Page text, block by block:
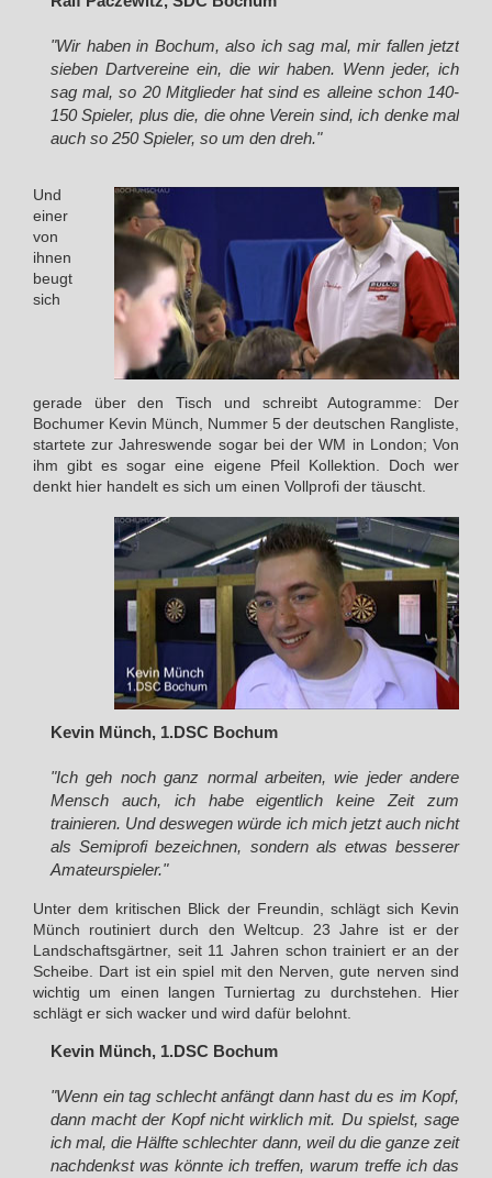
"Wir haben in Bochum, also ich sag mal, mir fallen jetzt
sieben Dartvereine ein, die wir haben. Wenn jeder, ich
sag mal, so 20 Mitglieder hat sind es alleine schon 140-
150 Spieler, plus die, die ohne Verein sind, ich denke mal
auch so 250 Spieler, so um den dreh."
Und
einer
von
ihnen
beugt
sich
gerade über den Tisch und schreibt Autogramme: Der
Bochumer Kevin Münch, Nummer 5 der deutschen Rangliste,
startete zur Jahreswende sogar bei der WM in London; Von
ihm gibt es sogar eine eigene Pfeil Kollektion. Doch wer
denkt hier handelt es sich um einen Vollprofi der täuscht.
Kevin Münch, 1.DSC Bochum
"Ich geh noch ganz normal arbeiten, wie jeder andere
Mensch auch, ich habe eigentlich keine Zeit zum
trainieren. Und deswegen würde ich mich jetzt auch nicht
als Semiprofi bezeichnen, sondern als etwas besserer
Amateurspieler."
Unter dem kritischen Blick der Freundin, schlägt sich Kevin
Münch routiniert durch den Weltcup. 23 Jahre ist er der
Landschaftsgärtner, seit 11 Jahren schon trainiert er an der
Scheibe. Dart ist ein spiel mit den Nerven, gute nerven sind
wichtig um einen langen Turniertag zu durchstehen. Hier
schlägt er sich wacker und wird dafür belohnt.
Kevin Münch, 1.DSC Bochum
"Wenn ein tag schlecht anfängt dann hast du es im Kopf,
dann macht der Kopf nicht wirklich mit. Du spielst, sage
ich mal, die Hälfte schlechter dann, weil du die ganze zeit
nachdenkst was könnte ich treffen, warum treffe ich das